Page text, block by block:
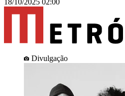
18/10/2025 02:00
Divulgação